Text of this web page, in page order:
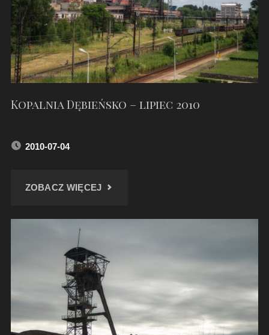
2010"
Kopalnia Dębieńsko – lipiec 2010
2010-07-04
ZOBACZ WIĘCEJ"KOPALNIA
LIPIEC
2010"